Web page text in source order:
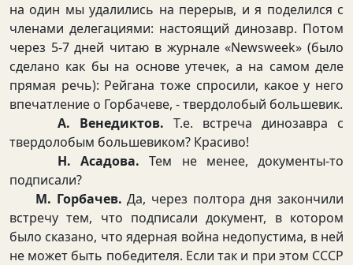
на один мы удалились на перерыв, и я поделился с
членами делегациями: настоящий динозавр. Потом
через 5-7 дней читаю в журнале «Newsweek» (было
сделано как бы на основе утечек, а на самом деле
прямая речь): Рейгана тоже спросили, какое у него
впечатление о Горбачеве, - твердолобый большевик.
А. Венедиктов. Т.е. встреча динозавра с
твердолобым большевиком? Красиво!
Н. Асадова. Тем не менее, документы-то
подписали?
М. Горбачев. Да, через полтора дня закончили
встречу тем, что подписали документ, в котором
было сказано, что ядерная война недопустима, в ней
не может быть победителя. Если так и при этом СССР